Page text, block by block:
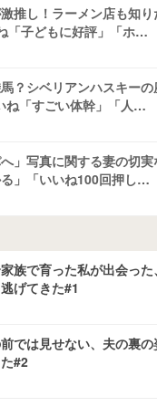
推し！ラーメン店も知
「子どもに好評」「ホ…
？シベリアンハスキー
ね「すごい体幹」「人…
へ」写真に関する妻の切
」「いいね100回押し…
族で育った私が出会っ
げてきた#1
では見せない、夫の裏
#2